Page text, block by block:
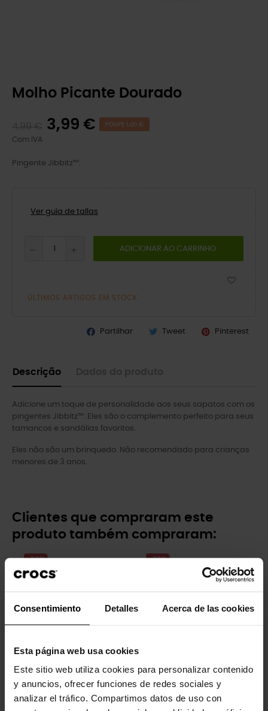
Consentimiento Detalles Acerca de las cookies
Esta página web usa cookies
Este sitio web utiliza cookies para personalizar contenido
y anuncios, ofrecer funciones de redes sociales y
analizar el tráfico. Compartimos datos de uso con
Molho Picante Dourado
3,99 € POUPE 1,00 €
Com IVA
Pingente Jibbitz™.
Ver guía de tallas
ADICIONAR AO CARRINHO
ÚLTIMOS ARTIGOS EM STOCK
Partilhar Tweet Pinterest
Descrição
Adicione um toque de personalidade aos seus sapatos com os
pingentes Jibbitz™. Eles são o complemento perfeito para seus
tamancos e sandálias favoritos.
Eles não são um brinquedo. Não recomendado para crianças
menores de 3 anos.
Clientes que compraram este
produto também compraram:
-20%
Fatia de pizza meu coração
4,99 € 3,99 €
-20%
Fatia de pizza
4,99 € 3,99 €